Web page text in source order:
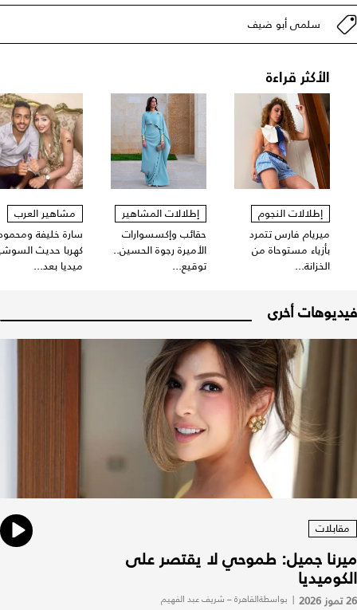
سلمى أبو ضيف
الأكثر قراءة
إطلالات النجوم
ميريام فارس تتمرد
بأزياء مستوحاة من
الخزانة...
إطلالات المشاهير
حقائب وإكسسوارات
الأميرة رجوة الحسين..
توقيع...
مشاهير العرب
سارة خليفة
كهربا حديث
ميديا بعد...
فيديوهات أخرى
مقابلات
ميرنا جميل: طموحي لا يقتصر على
الكوميديا
26 تموز 2026 | بواسطةالقاهرة – شريف عبد الفهيم